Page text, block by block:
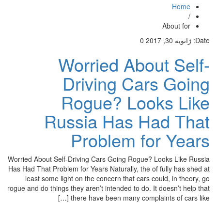
Home
/
About for
Date: ژانویه 30, 2017 0
Worried About Self-
Driving Cars Going
Rogue? Looks Like
Russia Has Had That
Problem for Years
Worried About Self-Driving Cars Going Rogue? Looks Like Russia
Has Had That Problem for Years Naturally, the of fully has shed at
least some light on the concern that cars could, in theory, go
rogue and do things they aren’t intended to do. It doesn’t help that
there have been many complaints of cars like […]